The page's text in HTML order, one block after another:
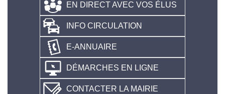
EN DIRECT AVEC VOS ÉLUS
INFO CIRCULATION
E-ANNUAIRE
DÉMARCHES EN LIGNE
CONTACTER LA MAIRIE